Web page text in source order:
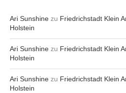
Ari Sunshine zu Friedrichstadt Klein
Holstein
Ari Sunshine zu Friedrichstadt Klein
Holstein
Ari Sunshine zu Friedrichstadt Klein
Holstein